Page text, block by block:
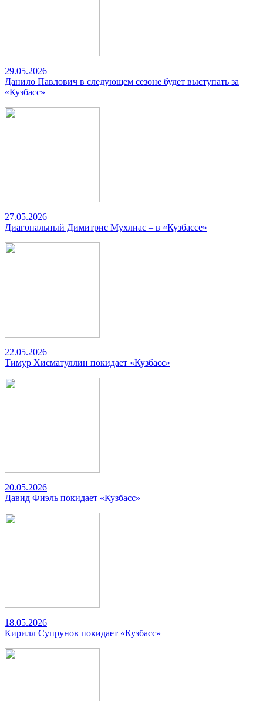
29.05.2026
Данило Павлович в следующем сезоне будет выступать за
«Кузбасс»
27.05.2026
Диагональный Димитрис Мухлиас – в «Кузбассе»
22.05.2026
Тимур Хисматуллин покидает «Кузбасс»
20.05.2026
Давид Фиэль покидает «Кузбасс»
18.05.2026
Кирилл Супрунов покидает «Кузбасс»